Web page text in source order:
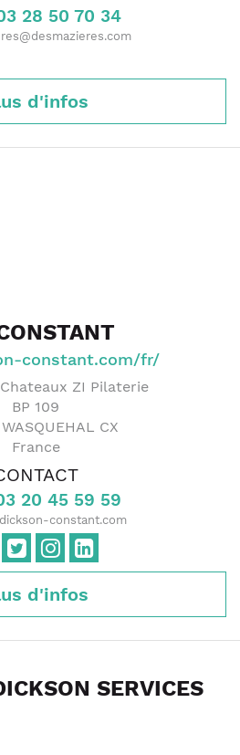
28 50 70 34
d'infos
constant.com/fr/
ZI Pilaterie
BP 109
WASQUEHAL CX
France
20 45 59 59
constant.com
d'infos
SERVICES